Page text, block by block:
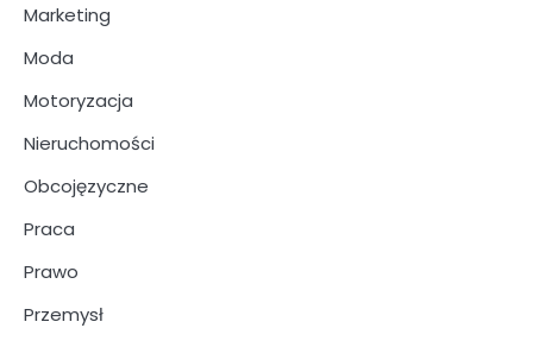
Marketing
Moda
Motoryzacja
Nieruchomości
Obcojęzyczne
Praca
Prawo
Przemysł